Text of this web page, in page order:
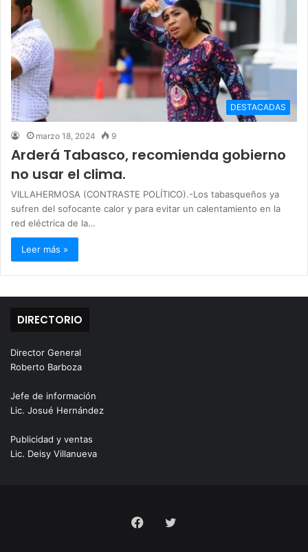
DESTACADAS
marzo 18, 2024 9
Arderá Tabasco, recomienda gobierno
no usar el clima.
VILLAHERMOSA (CONTRASTE POLÍTICO).-Los tabasqueños ya
sufren del sofocante calor y para evitar un calentamiento en la
red eléctrica de la…
Leer más »
DIRECTORIO
Director General
Roberto Barboza
Jefe de información
Lic. Josué Hernández
Publicidad y ventas
Lic. Deisy Villanueva
FacebookTwitter